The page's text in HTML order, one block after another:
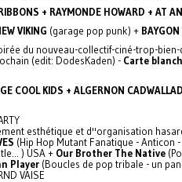
+ RAYMONDE HOWARD + AT
VIKING (garage pop punk) +
du nouveau-collectif-ciné-trop-
(edit: DodesKaden) - Carte
COOL KIDS + ALGERNON
esthétique et d''organisation
(Hip Hop Mutant Fanatique - Anticon
) USA + Our Brother The Native
Player (Boucles de pop tribale - un
VAISE